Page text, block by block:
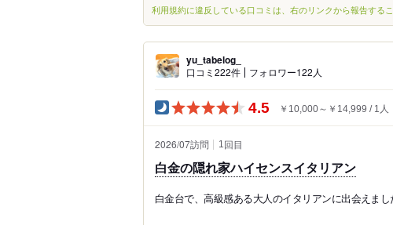
利用規約に違反している口コミは、右のリンクから報告するこ
yu_tabelog_
口コミ222件 フォロワー122人
4.5 ￥10,000～￥14,999 1人
2026/07訪問 1回目
白金の隠れ家ハイセンスイタリアン
白金台で、高級感ある大人のイタリアンに出会えまし